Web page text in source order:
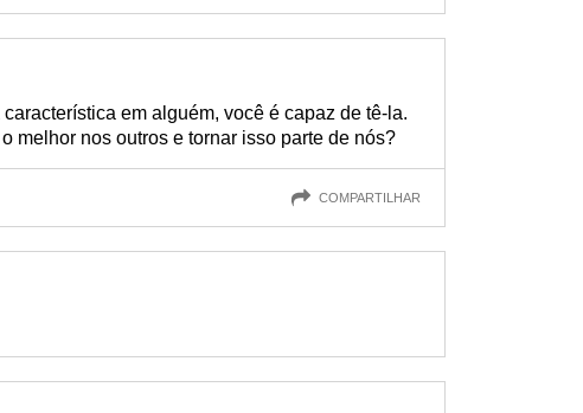
em alguém, você é capaz de tê-la.
melhor nos outros e tornar isso parte de nós?
COMPARTILHAR